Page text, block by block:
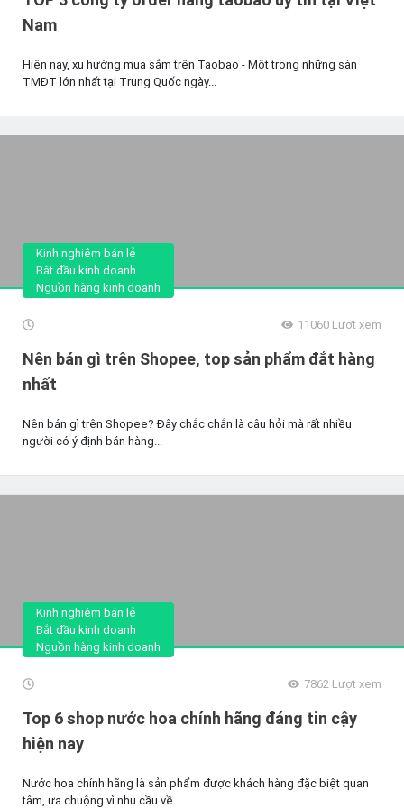
Nam
Hiện nay, xu hướng mua sắm trên Taobao - Một trong những sàn
TMĐT lớn nhất tại Trung Quốc ngày...
Kinh nghiệm bán lẻ
Bắt đầu kinh doanh
Nguồn hàng kinh doanh
11060 Lượt xem
Nên bán gì trên Shopee, top sản phẩm đắt hàng
nhất
Nên bán gì trên Shopee? Đây chắc chắn là câu hỏi mà rất nhiều
người có ý định bán hàng...
Kinh nghiệm bán lẻ
Bắt đầu kinh doanh
Nguồn hàng kinh doanh
7862 Lượt xem
Top 6 shop nước hoa chính hãng đáng tin cậy
hiện nay
Nước hoa chính hãng là sản phẩm được khách hàng đặc biệt quan
tâm, ưa chuộng vì nhu cầu về...